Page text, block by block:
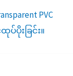
PVC
ပိုးခြင်း။